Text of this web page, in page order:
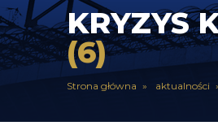
KRYZYS
(6)
Strona główna aktualności